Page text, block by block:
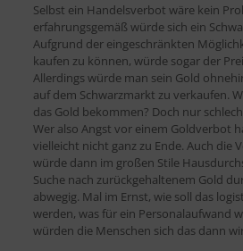
Selbst ein Handelsverbot wäre kein
erfahrungsgemäß würde sich ein
Aufgrund der eingeschränkten
kaufen zu können, würde sogar der
Allerdings würde man sein Gold
auf dem Schwarzmarkt zu verkaufen.
das Gold bekommen? Doch nur
Wer also Angst vor einem Goldverbot
vielleicht nicht ganz zu Ende. Auch die
würde dann im großen Stile
Suche nach zurückgehaltenem Gold
abwegig. Mal im Ernst, wie soll das
werden, was für ein Personalaufwand
würden die Menschen sich das dann